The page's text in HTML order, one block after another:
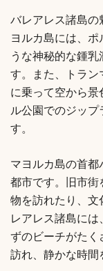
バレアレス諸島
ヨルカ島には、
うな神秘的な鍾
す。また、トラ
に乗って空から
ル公園でのジッ
す。
マヨルカ島の首
都市です。旧市
物を訪れたり、
レアレス諸島に
ずのビーチがた
訪れ、静かな時間